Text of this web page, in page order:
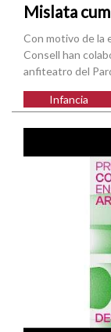
Mislata
Con motivo de la
Consell han
anfiteatro del
Infancia